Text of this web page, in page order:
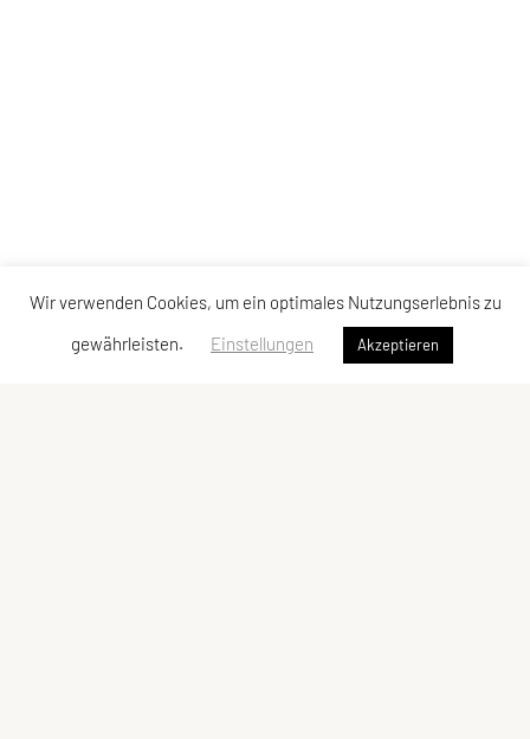
Wir verwenden Cookies, um ein optimales Nutzungserlebnis zu
gewährleisten.
Einstellungen Akzeptieren